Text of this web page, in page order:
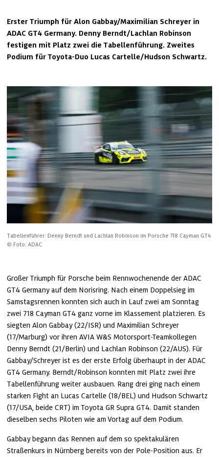
Erster Triumph für Alon Gabbay/Maximilian Schreyer in
ADAC GT4 Germany. Denny Berndt/Lachlan Robinson
festigen mit Platz zwei die Tabellenführung. Zweites
Podium für Toyota-Duo Lucas Cartelle/Hudson Schwartz.
Tabellenführer: Denny Berndt und Lachlan Robinson im Porsche 718 Cayman GT4
© Foto: ADAC
Großer Triumph für Porsche beim Rennwochenende der ADAC
GT4 Germany auf dem Norisring. Nach einem Doppelsieg im
Samstagsrennen konnten sich auch in Lauf zwei am Sonntag
zwei 718 Cayman GT4 ganz vorne im Klassement platzieren. Es
siegten Alon Gabbay (22/ISR) und Maximilian Schreyer
(17/Marburg) vor ihren AVIA W&S Motorsport-Teamkollegen
Denny Berndt (21/Berlin) und Lachlan Robinson (22/AUS). Für
Gabbay/Schreyer ist es der erste Erfolg überhaupt in der ADAC
GT4 Germany. Berndt/Robinson konnten mit Platz zwei ihre
Tabellenführung weiter ausbauen. Rang drei ging nach einem
starken Fight an Lucas Cartelle (18/BEL) und Hudson Schwartz
(17/USA, beide CRT) im Toyota GR Supra GT4. Damit standen
dieselben sechs Piloten wie am Vortag auf dem Podium.
Gabbay begann das Rennen auf dem so spektakulären
Straßenkurs in Nürnberg bereits von der Pole-Position aus. Er